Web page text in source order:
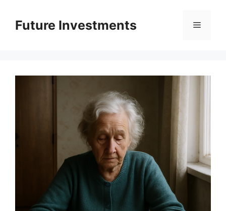
вмістуFuture Investments Меню